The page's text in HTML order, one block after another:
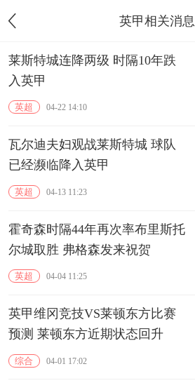
英甲相关消息
莱斯特城连降两级 时隔10年跌
入英甲
英超 04-22 14:10
瓦尔迪夫妇观战莱斯特城 球队
已经濒临降入英甲
英超 04-13 11:23
霍奇森时隔44年再次率布里斯托
尔城取胜 弗格森发来祝贺
英超 04-04 11:25
英甲维冈竞技VS莱顿东方比赛
预测 莱顿东方近期状态回升
综合 04-01 17:02